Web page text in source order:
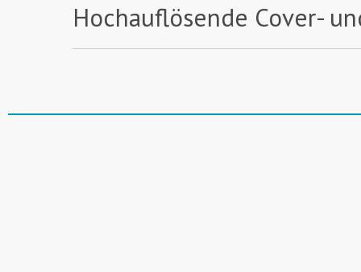
Hochauflösende Cover-